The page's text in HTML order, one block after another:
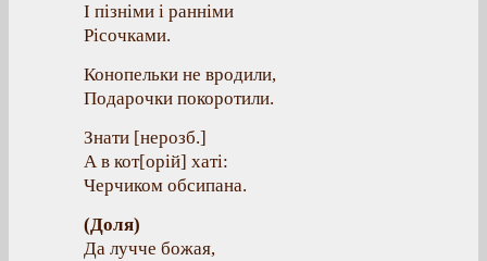
І пізніми і ранніми
Рісочками.
Конопельки не вродили,
Подарочки покоротили.
Знати [нерозб.]
А в кот[орій] хаті:
Черчиком обсипана.
(Доля)
Да лучче божая,